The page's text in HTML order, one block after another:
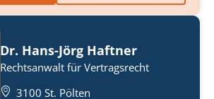
Dr. Hans-Jörg Haftner
Rechtsanwalt für Vertragsrecht
3100 St. Pölten